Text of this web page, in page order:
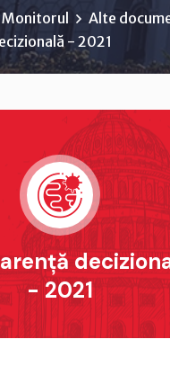
Monitorul Alte
- 2021
- 2021